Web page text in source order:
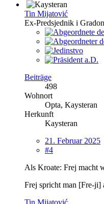
Tin Mijatović
Ex-Predsjednik i
Beiträge
498
Wohnort
Opta, Kaysteran
Herkunft
Kaysteran
21. Februar 2025
#4
Als Kroate: Frej macht
Frej spricht man [Fre-ji]
Tin Mijatović